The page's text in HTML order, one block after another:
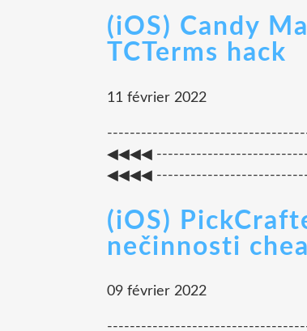
(iOS) Candy
TCTerms hack
11 février 2022
◀◀◀◀
◀◀◀◀
(iOS)
nečinnosti
09 février 2022